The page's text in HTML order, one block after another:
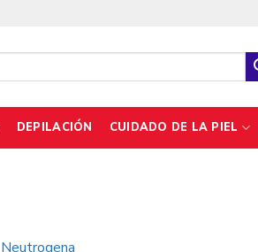
DEPILACIÓN CUIDADO DE LA PIEL
Neutrogena